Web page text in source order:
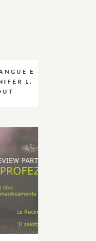
E
L.